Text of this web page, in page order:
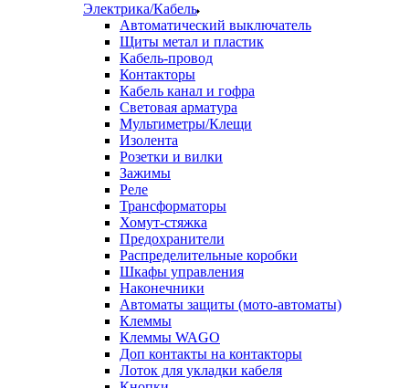
Электрика/Кабель
Автоматический выключатель
Щиты метал и пластик
Кабель-провод
Контакторы
Кабель канал и гофра
Световая арматура
Мультиметры/Клещи
Изолента
Розетки и вилки
Зажимы
Реле
Трансформаторы
Хомут-стяжка
Предохранители
Распределительные коробки
Шкафы управления
Наконечники
Автоматы защиты (мото-автоматы)
Клеммы
Клеммы WAGO
Доп контакты на контакторы
Лоток для укладки кабеля